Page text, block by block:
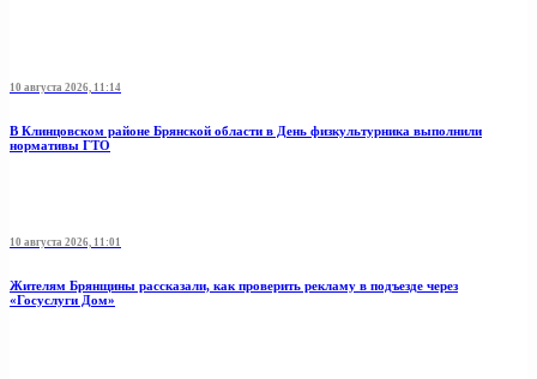
10 августа 2026, 11:14
В Клинцовском районе Брянской области в День физкультурника выполнили
нормативы ГТО
10 августа 2026, 11:01
Жителям Брянщины рассказали, как проверить рекламу в подъезде через
«Госуслуги Дом»